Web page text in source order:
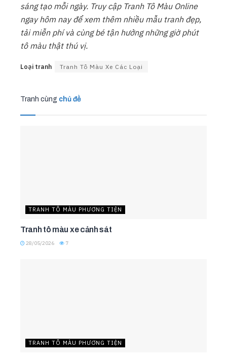
sáng tạo mỗi ngày. Truy cập Tranh Tô Màu Online
ngay hôm nay để xem thêm nhiều mẫu tranh đẹp,
tải miễn phí và cùng bé tận hưởng những giờ phút
tô màu thật thú vị.
Loại tranh Tranh Tô Màu Xe Các Loại
Tranh cùng chủ đề
TRANH TÔ MÀU PHƯƠNG TIỆN
Tranh tô màu xe cảnh sát
28/05/2026 7
TRANH TÔ MÀU PHƯƠNG TIỆN